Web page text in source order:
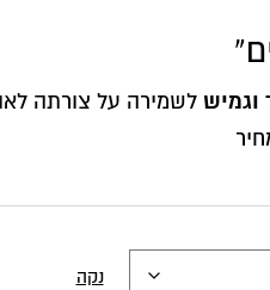
וגמיש לשמירה על צורתה
נקה